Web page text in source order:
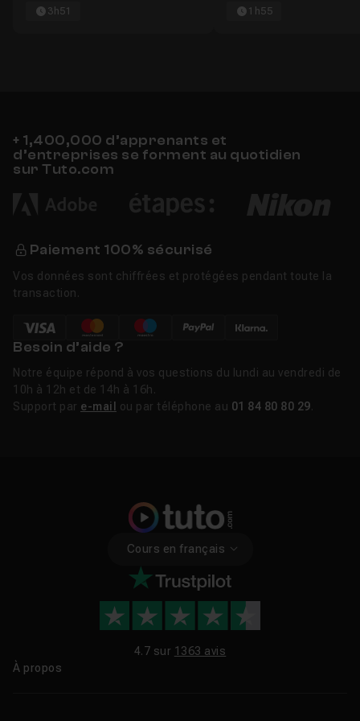
3h51 1h55
+ 1,400,000 d’apprenants et
d’entreprises se forment au quotidien
sur Tuto.com
Paiement 100% sécurisé
Vos données sont chiffrées et protégées pendant toute la
transaction.
Besoin d’aide ?
Notre équipe répond à vos questions du lundi au vendredi de
10h à 12h et de 14h à 16h.
Support par e-mail ou par téléphone au 01 84 80 80 29
Cours en français
4.7 sur 1363 avis
À propos